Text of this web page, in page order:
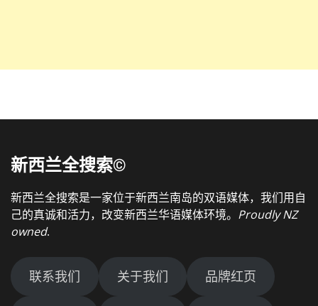
新西兰全搜索©
新西兰全搜索是一家位于新西兰南岛的双语媒体，我们用自
己的真诚和活力，改变新西兰华语媒体环境。 Proudly NZ
owned.
联系我们 关于我们 品牌红页